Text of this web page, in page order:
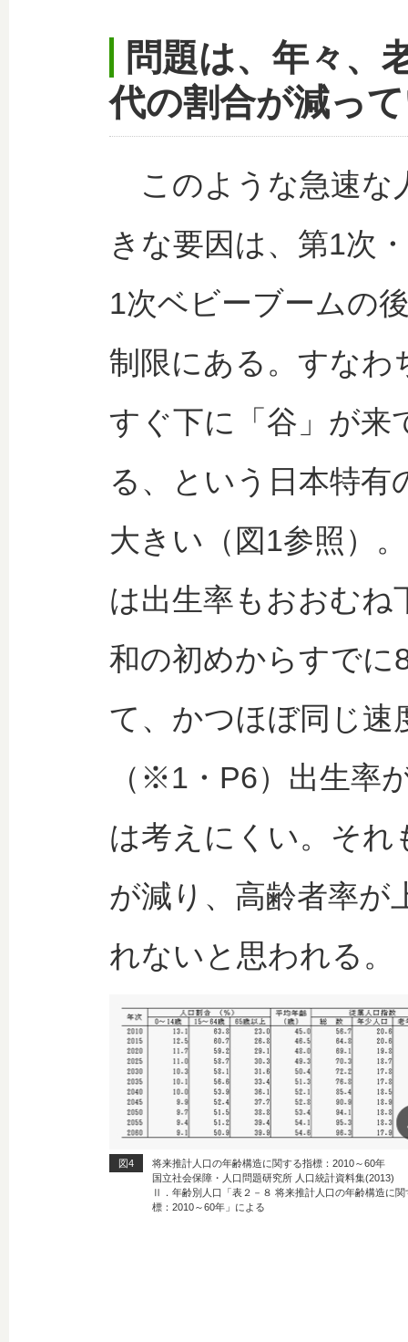
問題は、年々、
代の割合が減っ
このような急速な
きな要因は、第1次
1次ベビーブームの
制限にある。すなわ
すぐ下に「谷」が来
る、という日本特有
大きい（図1参照）
は出生率もおおむね
和の初めからすでに
て、かつほぼ同じ速
（※1・P6）出生率
は考えにくい。それ
が減り、高齢者率が
れないと思われる
図4
将来推計人口の年齢構造に関する指標：2010～60年
国立社会保障・人口問題研究所 人口統計資料集(2013)
Ⅱ．年齢別人口「表２－８ 将来推計人口の年齢構造に関
標：2010～60年」による